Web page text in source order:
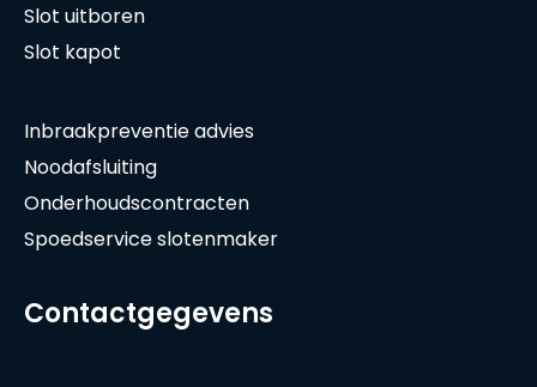
Slot uitboren
Slot kapot
Inbraakpreventie advies
Noodafsluiting
Onderhoudscontracten
Spoedservice slotenmaker
Contactgegevens